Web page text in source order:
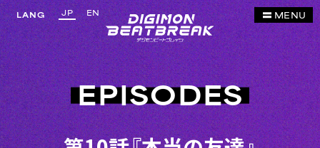
EPISODES
LANG JP EN MENU